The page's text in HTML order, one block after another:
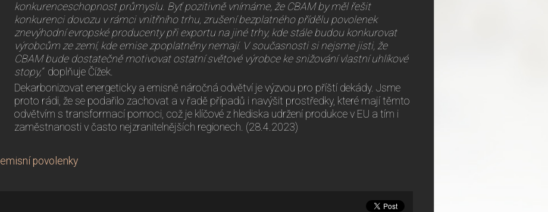
konkurenceschopnost průmyslu. Byť pozitivně vnímáme, že CBAM by měl řešit
konkurenci dovozu v rámci vnitřního trhu, zrušení bezplatného přídělu povolenek
znevýhodní evropské producenty při exportu na jiné trhy, kde stále budou konkurovat
výrobcům ze zemí, kde emise zpoplatněny nemají. V současnosti si nejsme jisti, že
CBAM bude dostatečně motivovat ostatní světové výrobce ke snižování vlastní uhlíkové
stopy,“doplňuje Čížek.
Dekarbonizovat energeticky a emisně náročná odvětví je výzvou pro příští dekády. Jsme
proto rádi, že se podařilo zachovat a v řadě případů i navýšit prostředky, které mají těmto
odvětvím s transformací pomoci, což je klíčové z hlediska udržení produkce v EU a tím i
zaměstnanosti v často nejzranitelnějších regionech. (28.4.2023)
emisní povolenky